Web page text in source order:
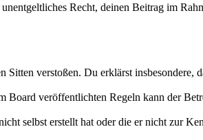
Recht, deinen Beitrag im
verstoßen. Du erklärst insbesondere,
Board veröffentlichten Regeln kann der
selbst erstellt hat oder die er nicht zur